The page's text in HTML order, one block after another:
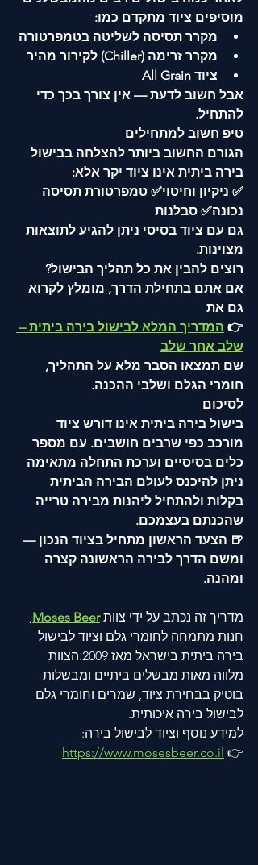
מוסיפים ציוד מתקדם כמו:
מקרר תסיסה לשליטה בטמפרטורה
מקרר זרימה (Chiller) לקירור מהיר
ציוד All Grain
אבל חשוב לדעת — אין צורך בכך כדי
להתחיל.
טיפ חשוב למתחילים
הגורם החשוב ביותר להצלחה בבישול
בירה ביתית אינו ציוד יקר אלא:
✅ ניקיון וחיטוי✅ טמפרטורת תסיסה
נכונה✅ סבלנות
גם עם ציוד בסיסי ניתן להגיע לתוצאות
מצוינות.
רוצים להבין את כל תהליך הבישול?
אם אתם בתחילת הדרך, מומלץ לקרוא
גם את
👉 המדריך המלא לבישול בירה ביתית –
שלב אחר שלב
שם תמצאו הסבר מלא על התהליך,
חומרי הגלם ושלבי ההכנה.
לסיכום
בישול בירה ביתית אינו דורש ציוד
מורכב כפי שרבים חושבים. עם מספר
כלים בסיסיים וערכת התחלה מתאימה
ניתן להיכנס לעולם הבירה הביתית
בקלות ולהתחיל ליהנות מבירה טרייה
שהכנתם בעצמכם.
🍺 הצעד הראשון מתחיל בציוד הנכון —
ומשם הדרך לבירה הראשונה קצרה
ומהנה.
מדריך זה נכתב על ידי צוות Moses Beer
,
חנות מתמחה לחומרי גלם וציוד לבישול
בירה ביתית בישראל מאז 2009.הצוות
מלווה מאות מבשלים ביתיים ומבשלות
בוטיק בבחירת ציוד, שמרים וחומרי גלם
לבישול בירה איכותית.
למידע נוסף וציוד לבישול בירה:
👉
https://www.mosesbeer.co.il